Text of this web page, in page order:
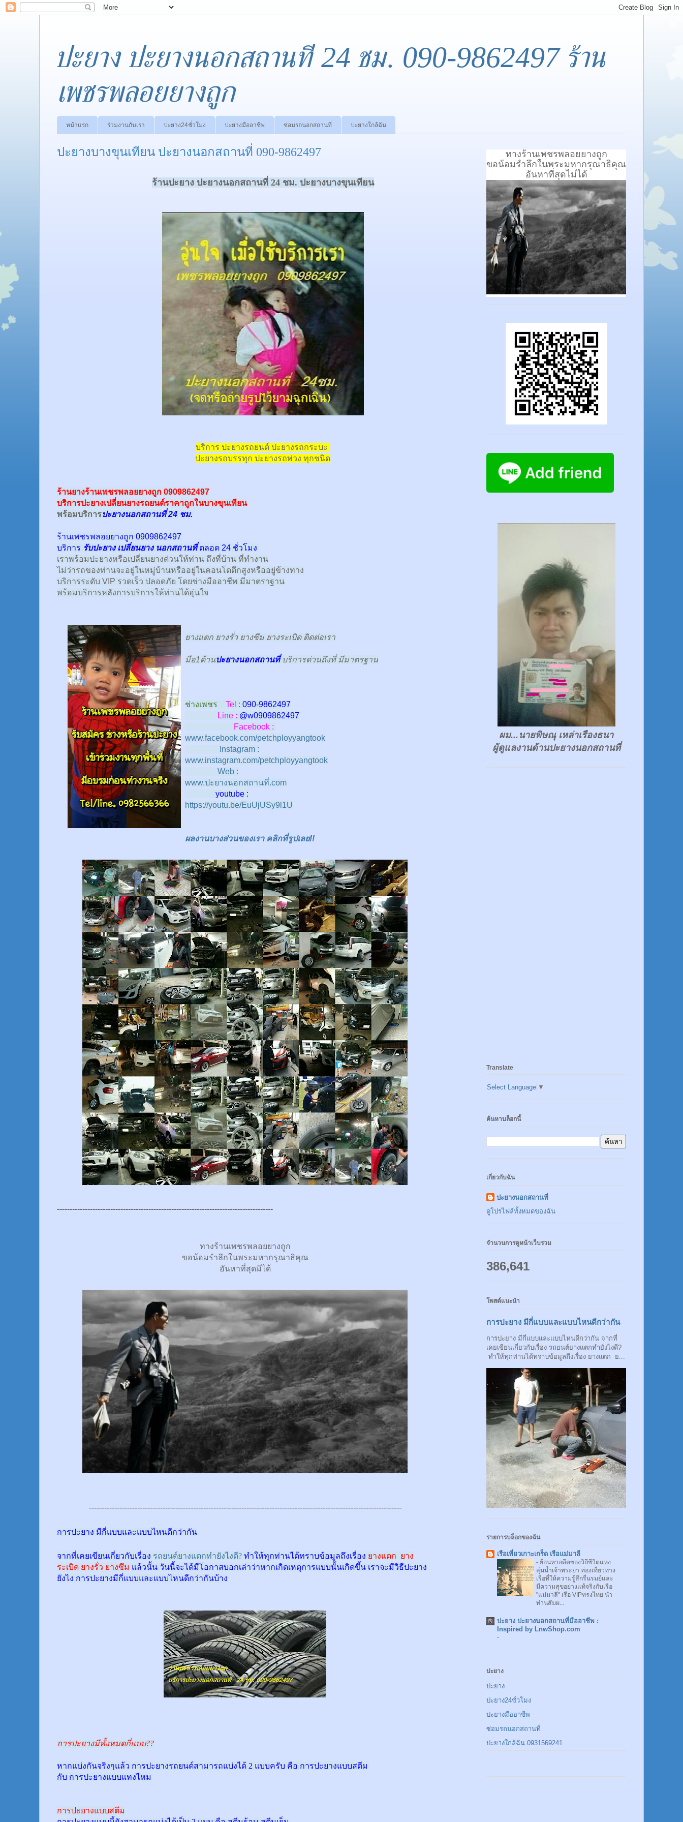
ปะยาง ปะยางนอกสถานที่ 24 ชม. 090-9862497 ร้าน
เพชรพลอยยางถูก
หน้าแรก ร่วมงานกับเรา ปะยาง24ชั่วโมง ปะยางมืออาชีพ ซ่อมรถนอกสถานที่ ปะยางใกล้ฉัน
ปะยางบางขุนเทียน ปะยางนอกสถานที่ 090-9862497
ร้านปะยาง ปะยางนอกสถานที่ 24 ชม. ปะยางบางขุนเทียน
บริการ ปะยางรถยนต์ ปะยางรถกระบะ
ปะยางรถบรรทุก ปะยางรถพ่วง ทุกชนิด
ร้านยางร้านเพชรพลอยยางถูก 0909862497
บริการปะยางเปลี่ยนยางรถยนต์ราคาถูกในบางขุนเทียน
พร้อมบริการปะยางนอกสถานที่ 24 ชม.
ร้านเพชรพลอยยางถูก 0909862497
บริการ รับปะยาง เปลี่ยนยาง นอกสถานที่ ตลอด 24 ชั่วโมง
เราพร้อมปะยางหรือเปลี่ยนยางด่วนให้ท่าน ถึงที่บ้าน ที่ทำงาน
ไม่ว่ารถของท่านจะอยู่ในหมู่บ้านหรืออยู่ในคอนโดตึกสูงหรืออยู่ข้างทาง
บริการระดับ VIP รวดเร็ว ปลอดภัย โดยช่างมืออาชีพ มีมาตราฐาน
พร้อมบริการหลังการบริการให้ท่านได้อุ่นใจ
ยางแตก ยางรั่ว ยางซึม ยางระเบิด ติดต่อเรา
มือ1ด้านปะยางนอกสถานที่ บริการด่วนถึงที่ มีมาตรฐาน
ช่างเพชร Tel : 090-9862497
Line : @w0909862497
Facebook :
www.facebook.com/petchployyangtook
Instagram :
www.instagram.com/petchployyangtook
Web :
www.ปะยางนอกสถานที่.com
youtube :
https://youtu.be/EuUjUSy9l1U
ผลงานบางส่วนของเรา คลิกที่รูปเลย!!
-------------------------------------------------------------------------------------
ทางร้านเพชรพลอยยางถูก
ขอน้อมรำลึกในพระมหากรุณาธิคุณ
อันหาที่สุดมิได้
---------------------------------------------------------------------------------------------------------------------------
การปะยาง มีกี่แบบและแบบไหนดีกว่ากัน
จากที่เคยเขียนเกี่ยวกับเรื่อง รถยนต์ยางแตกทำยังไงดี? ทำให้ทุกท่านได้ทราบข้อมูลถึงเรื่อง ยางแตก ยาง
ระเบิด ยางรั่ว ยางซึม แล้วนั้น วันนี้จะได้มีโอกาสบอกเล่าว่าหากเกิดเหตุการแบบนั้นเกิดขึ้น เราจะมีวิธีปะยาง
ยังไง การปะยางมีกี่แบบและแบบไหนดีกว่ากันบ้าง
การปะยางมีทั้งหมดกี่แบบ??
หากแบ่งกันจริงๆแล้ว การปะยางรถยนต์สามารถแบ่งได้ 2 แบบครับ คือ การปะยางแบบสตีม
กับ การปะยางแบบแทงไหม
การปะยางแบบสตีม
ทางร้านเพชรพลอยยางถูก
ขอน้อมรำลึกในพระมหากรุณาธิคุณ
อันหาที่สุดไม่ได้
ผม...นายพิษณุ เหล่าเรืองธนา
ผู้ดูแลงานด้านปะยางนอกสถานที่
Translate
Select Language ▼
ค้นหาบล็อกนี้
เกี่ยวกับฉัน
ปะยางนอกสถานที่
ดูโปรไฟล์ทั้งหมดของฉัน
จำนวนการดูหน้าเว็บรวม
386,641
โพสต์แนะนำ
การปะยาง มีกี่แบบและแบบไหนดีกว่ากัน
การปะยาง มีกี่แบบและแบบไหนดีกว่ากัน จากที่
เคยเขียนเกี่ยวกับเรื่อง รถยนต์ยางแตกทำยังไงดี?
ทำให้ทุกท่านได้ทราบข้อมูลถึงเรื่อง ยางแตก ย...
รายการบล็อกของฉัน
เรือเที่ยวเกาะเกร็ด เรือแม่มาลี
- ย้อนหาอดีตของวิถีชีวิตแห่ง
ลุ่มน้ำเจ้าพระยา ท่องเที่ยวทาง
เรือที่ให้ความรู้สึกรื่นรมย์และ
มีความสุขอย่างแท้จริงกับเรือ
"แม่มาลี" เรือ VIPทรงไทย นำ
ท่านสัมผ...
ปะยาง ปะยางนอกสถานที่มืออาชีพ :
Inspired by LnwShop.com
-
ปะยาง
ปะยาง
ปะยาง24ชั่วโมง
ปะยางมืออาชีพ
ซ่อมรถนอกสถานที่
ปะยางใกล้ฉัน 0931569241